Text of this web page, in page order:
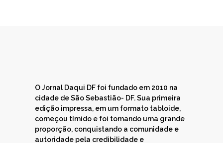
O Jornal Daqui DF foi fundado em 2010 na
cidade de São Sebastião- DF. Sua primeira
edição impressa, em um formato tabloide,
começou tímido e foi tomando uma grande
proporção, conquistando a comunidade e
autoridade pela credibilidade e